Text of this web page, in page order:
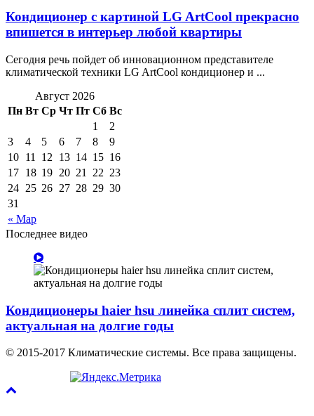
Кондиционер с картиной LG ArtCool прекрасно
впишется в интерьер любой квартиры
Сегодня речь пойдет об инновационном представителе
климатической техники LG ArtCool кондиционер и ...
Август 2026
Пн Вт Ср Чт Пт Сб Вс
« Мар
1
2
3
4 5 6 7 8
9
10 11 12 13 14 15 16
17 18 19 20 21 22 23
24 25 26 27 28 29 30
31
Последнее видео
Кондиционеры haier hsu линейка сплит систем,
актуальная на долгие годы
© 2015-2017 Климатические системы. Все права защищены.